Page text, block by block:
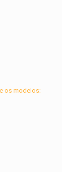
os modelos: